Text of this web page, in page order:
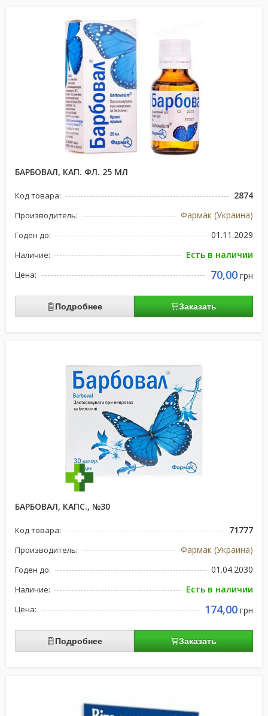
БАРБОВАЛ, КАП. ФЛ. 25 МЛ
Код товара: 2874
Производитель: Фармак (Украина)
Годен до: 01.11.2029
Наличие: Есть в наличии
Цена: 70,00 грн
Подробнее Заказать
БАРБОВАЛ, КАПС., №30
Код товара: 71777
Производитель: Фармак (Украина)
Годен до: 01.04.2030
Наличие: Есть в наличии
Цена: 174,00 грн
Подробнее Заказать